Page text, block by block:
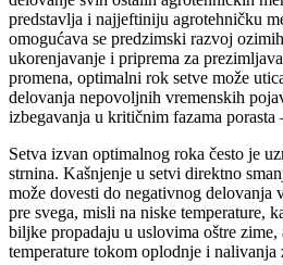
predstavlja i najjeftiniju agrotehničku
omogućava se predzimski razvoj
ukorenjavanje i priprema za
promena, optimalni rok setve može
delovanja nepovoljnih vremenskih
izbegavanja u kritičnim fazama porasta
Setva izvan optimalnog roka često je
strnina. Kašnjenje u setvi direktno
može dovesti do negativnog delovanja
pre svega, misli na niske temperature,
biljke propadaju u uslovima oštre
temperature tokom oplodnje i nalivanja